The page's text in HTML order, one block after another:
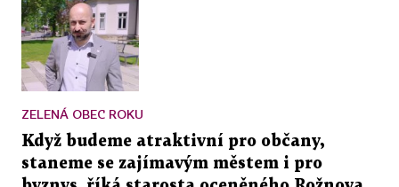
ZELENÁ OBEC ROKU
Když budeme atraktivní pro občany,
staneme se zajímavým městem i pro